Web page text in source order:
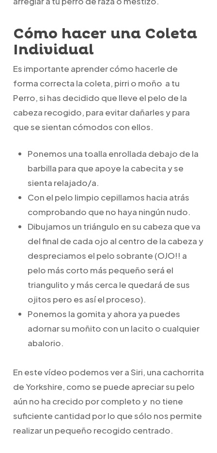
Cómo hacer una Coleta
Individual
Es importante aprender cómo hacerle de
forma correcta la coleta, pirri o moño a tu
Perro, si has decidido que lleve el pelo de la
cabeza recogido, para evitar dañarles y para
que se sientan cómodos con ellos.
Ponemos una toalla enrollada debajo de la
barbilla para que apoye la cabecita y se
sienta relajado/a.
Con el pelo limpio cepillamos hacia atrás
comprobando que no haya ningún nudo.
Dibujamos un triángulo en su cabeza que va
del final de cada ojo al centro de la cabeza y
despreciamos el pelo sobrante (OJO!! a
pelo más corto más pequeño será el
triangulito y más cerca le quedará de sus
ojitos pero es así el proceso).
Ponemos la gomita y ahora ya puedes
adornar su moñito con un lacito o cualquier
abalorio.
En este vídeo podemos ver a Siri, una cachorrita
de Yorkshire, como se puede apreciar su pelo
aún no ha crecido por completo y no tiene
suficiente cantidad por lo que sólo nos permite
realizar un pequeño recogido centrado.